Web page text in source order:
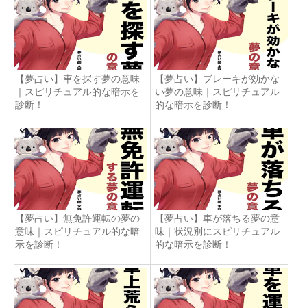
【夢占い】車を探す夢の意味
｜スピリチュアル的な暗示を
診断！
【夢占い】ブレーキが効かな
い夢の意味｜スピリチュアル
的な暗示を診断！
【夢占い】無免許運転の夢の
意味｜スピリチュアル的な暗
示を診断！
【夢占い】車が落ちる夢の意
味｜状況別にスピリチュアル
的な暗示を診断！